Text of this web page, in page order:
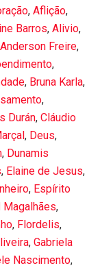
, Aflição,
Barros, Alivio,
Anderson Freire,
,
, Bruna Karla,
,
Durán, Cláudio
, Deus,
, Dunamis
, Elaine de Jesus,
, Espírito
Magalhães,
, Flordelis,
, Gabriela
Nascimento,